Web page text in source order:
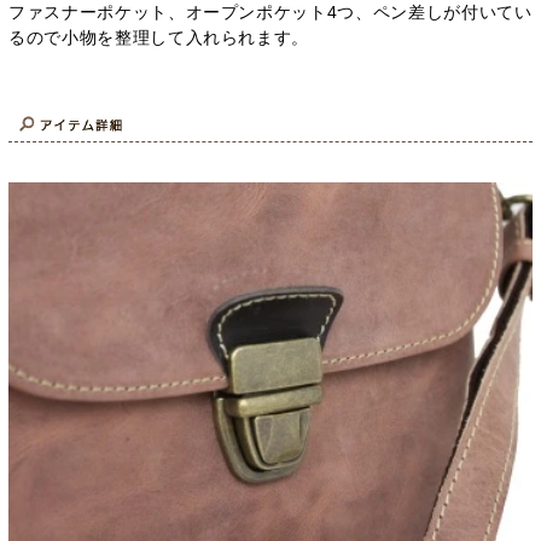
ファスナーポケット、オープンポケット4つ、ペン差しが付いてい
るので小物を整理して入れられます。